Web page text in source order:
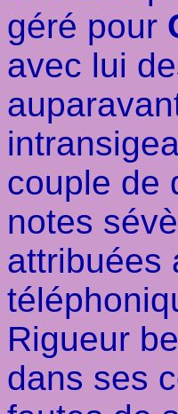
géré pour
avec lui
couple de
notes
attribuées
Rigueur
dans ses